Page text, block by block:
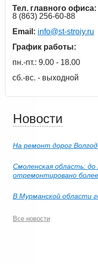
Тел. главного офиса:
8 (863) 256-60-88
Email: info@st-stroiy.ru
График работы:
пн.-пт.: 9.00 - 18.00
сб.-вс. - выходной
Новости
На ремонт дорог
Смоленская область: до
отремонтировано
В Мурманской области
Все новости